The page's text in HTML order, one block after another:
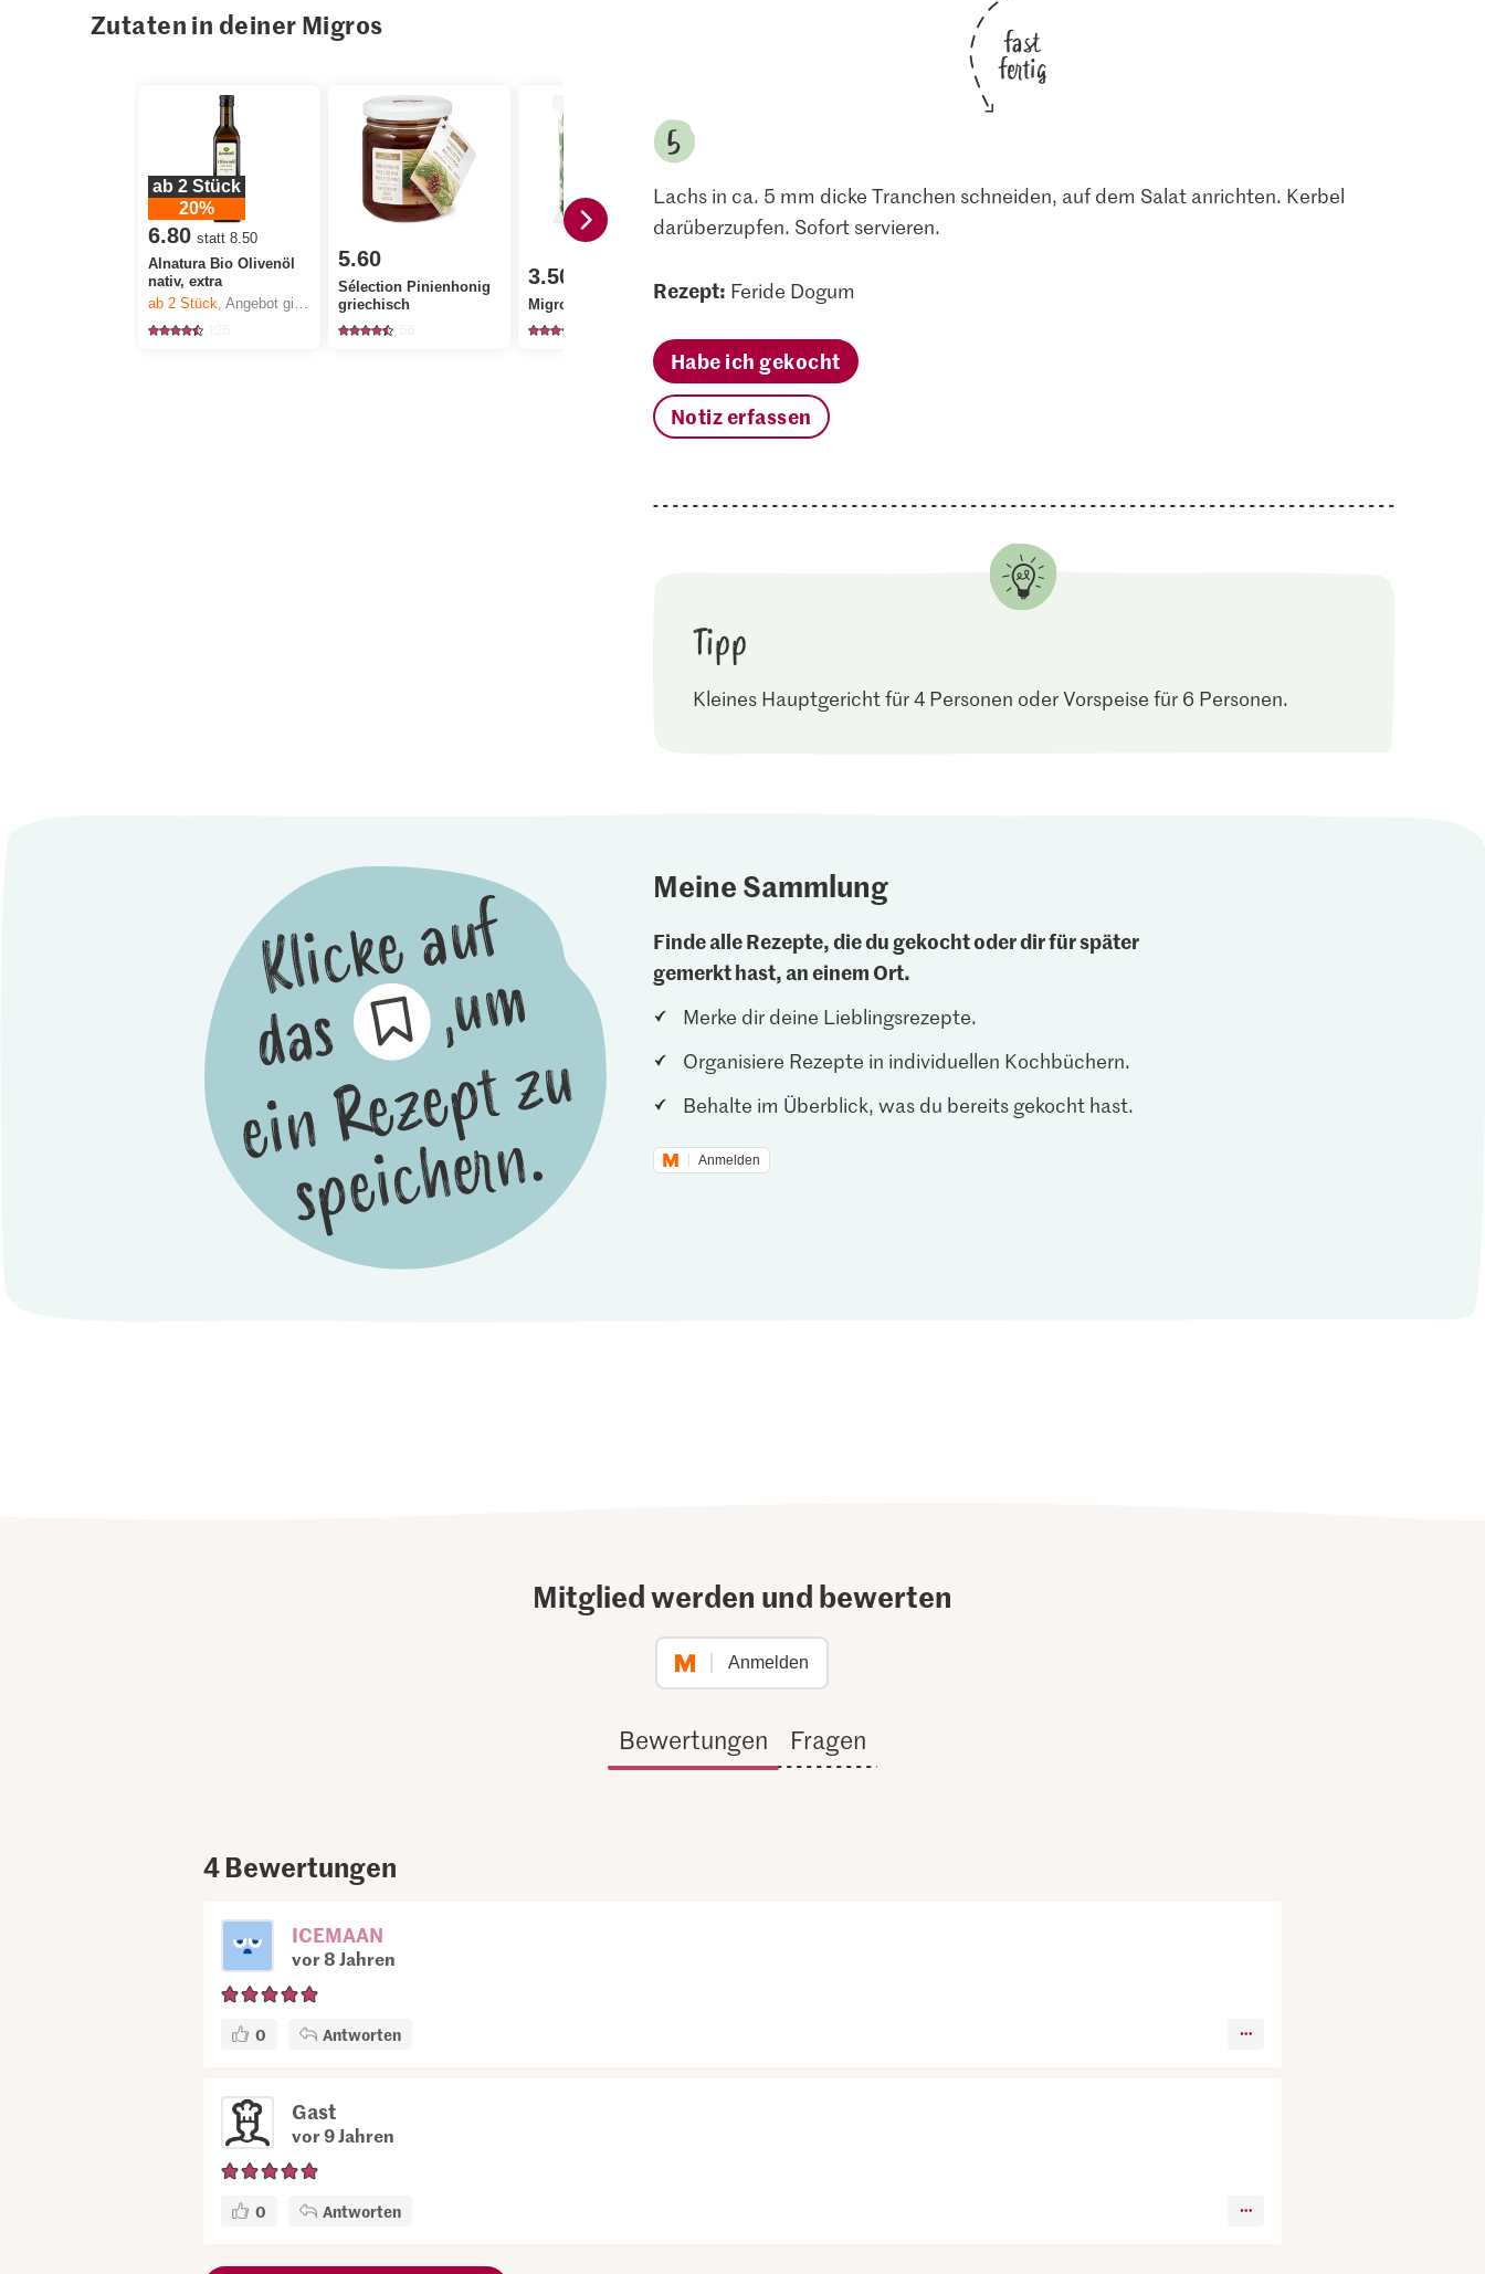
Zutaten in deiner Migros
ab 2 Stück
20%
6.80 statt 8.50
Alnatura Bio Olivenöl
nativ, extra
ab 2Stück,Angebot gilt nur vom 6.8. bis 12.8.2026, solange Vorrat.
5.60
Sélection Pinienhonig
griechisch
3.50
Migros Nüsslisalat
Migros Rauchlachs
fast
fertig
Lachs in ca. 5 mm dicke Tranchen schneiden, auf dem Salat anrichten. Kerbel
darüberzupfen. Sofort servieren.
Rezept: Feride Dogum
Habe ich gekocht
Notiz erfassen
Tipp
Kleines Hauptgericht für 4 Personen oder Vorspeise für 6 Personen.
Meine Sammlung
Finde alle Rezepte, die du gekocht oder dir für später
gemerkt hast, an einem Ort.
Merke dir deine Lieblingsrezepte.
Organisiere Rezepte in individuellen Kochbüchern.
Behalte im Überblick, was du bereits gekocht hast.
Anmelden
Mitglied werden und bewerten
Anmelden
Bewertungen Fragen
4Bewertungen
ICEMAAN
vor 8 Jahren
0 Antworten
Gast
vor 9 Jahren
0 Antworten